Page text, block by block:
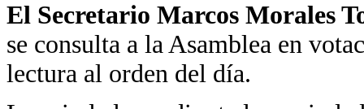
El Secretario Marcos Morales
se consulta a la Asamblea en
lectura al orden del día.